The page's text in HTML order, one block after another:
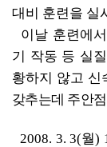
대비 훈련을 실
이날 훈련에
기 작동 등 실
황하지 않고 신
갖추는데 주안
2008. 3. 3(월)